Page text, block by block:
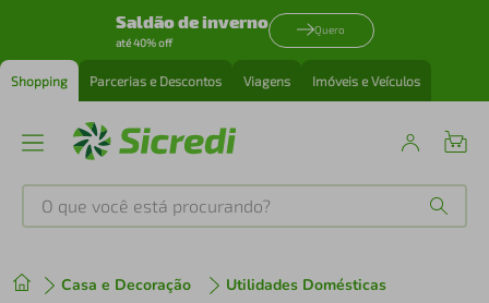
Saldão de inverno
até 40% off
Quero
Shopping Parcerias e Descontos Viagens Imóveis e Veículos
O que você está procurando?
Casa e Decoração
Utilidades Domésticas